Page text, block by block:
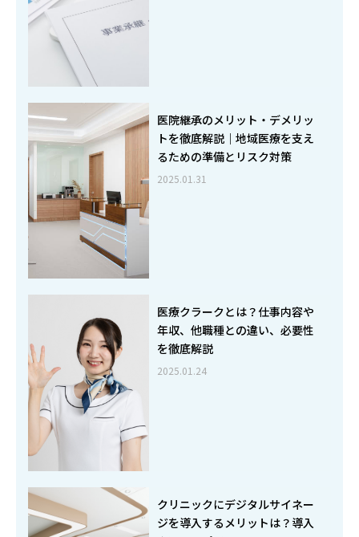
医院継承のメリット・デメリッ
トを徹底解説｜地域医療を支え
るための準備とリスク対策
2025.01.31
医療クラークとは？仕事内容や
年収、他職種との違い、必要性
を徹底解説
2025.01.24
クリニックにデジタルサイネー
ジを導入するメリットは？導入